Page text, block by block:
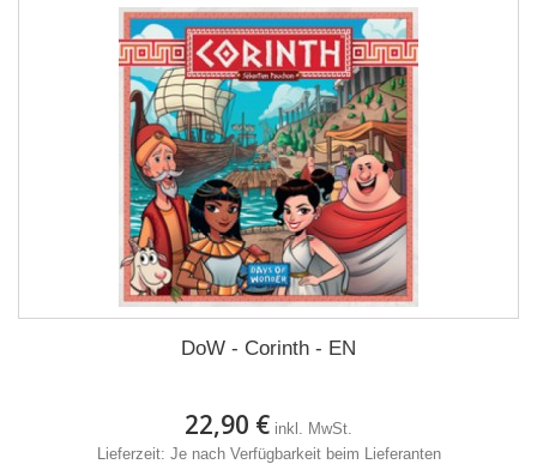
DoW - Corinth - EN
22,90 € inkl. MwSt.
Lieferzeit: Je nach Verfügbarkeit beim Lieferanten